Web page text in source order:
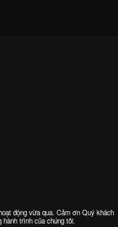
động vừa qua. Cảm ơn Quý khách
hành trình của chúng tôi.